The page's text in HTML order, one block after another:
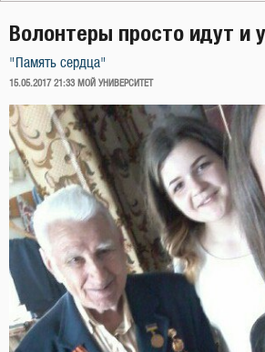
Волонтеры просто идут и
"Память сердца"
ОПУБЛИКОВАНО
15.05.2017 21:33 МОЙ УНИВЕРСИТЕТ